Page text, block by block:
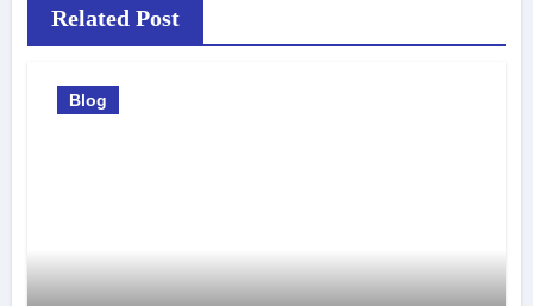
Related Post
Blog